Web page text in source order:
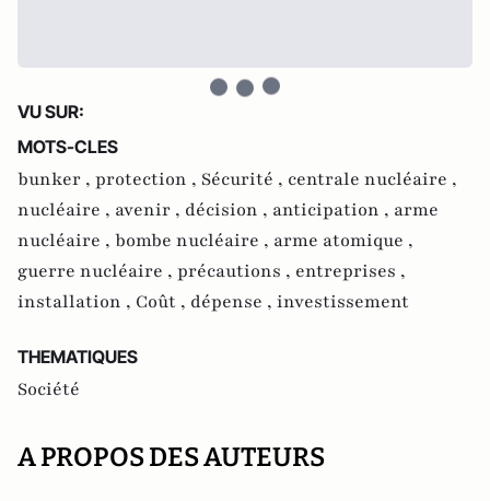
VU SUR:
MOTS-CLES
bunker , protection , Sécurité , centrale nucléaire ,
nucléaire , avenir , décision , anticipation , arme
nucléaire , bombe nucléaire , arme atomique ,
guerre nucléaire , précautions , entreprises ,
installation , Coût , dépense , investissement
THEMATIQUES
Société
A PROPOS DES AUTEURS